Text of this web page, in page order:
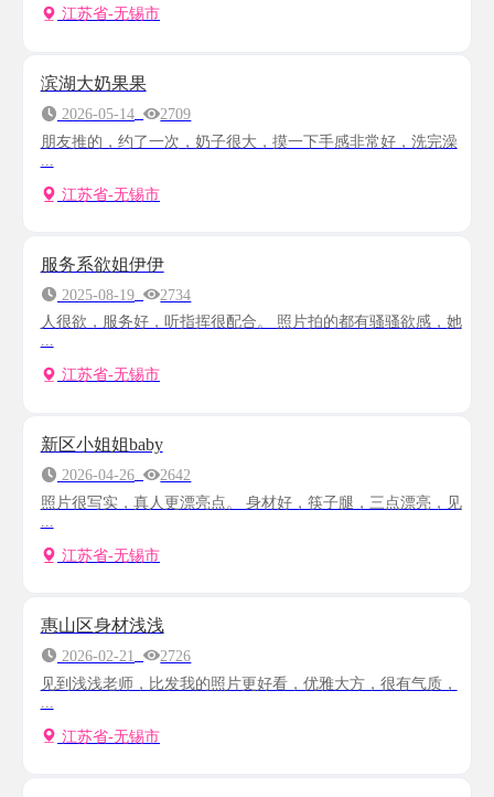
江苏省-无锡市
滨湖大奶果果
2026-05-14
2709
朋友推的，约了一次，奶子很大，摸一下手感非常好，洗完澡
江苏省-无锡市
服务系欲姐伊伊
2025-08-19
2734
人很欲，服务好，听指挥很配合。 照片拍的都有骚骚欲感，她
...
江苏省-无锡市
新区小姐姐baby
2026-04-26
2642
照片很写实，真人更漂亮点。 身材好，筷子腿，三点漂亮，见
...
江苏省-无锡市
惠山区身材浅浅
2026-02-21
2726
见到浅浅老师，比发我的照片更好看，优雅大方，很有气质，
江苏省-无锡市